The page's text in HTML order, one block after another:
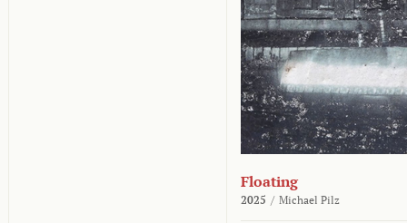
Floating
2025 / Michael Pilz